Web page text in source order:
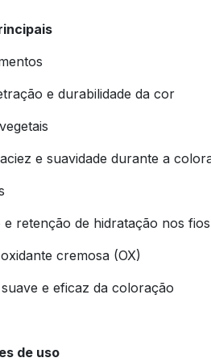
e durabilidade da cor
e suavidade durante a
e retenção de hidratação nos fios
cremosa (OX)
e eficaz da coloração
de uso